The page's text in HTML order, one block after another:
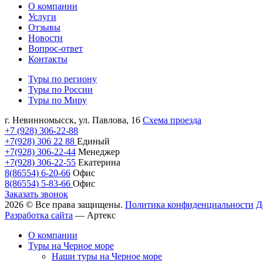
О компании
Услуги
Отзывы
Новости
Вопрос-ответ
Контакты
Туры по региону
Туры по России
Туры по Миру
г. Невинномысск, ул. Павлова, 16 Схема проезда
+7 (928) 306-22-88
+7(928) 306 22 88 Единый
+7(928) 306-22-44 Менеджер
+7(928) 306-22-55 Екатерина
8(86554) 6-20-66 Офис
8(86554) 5-83-66 Офис
Заказать звонок
2026 © Все права защищены. Политика конфиденциальности
Разработка сайта — Артекс
О компании
Туры на Черное море
Наши туры на Черное море